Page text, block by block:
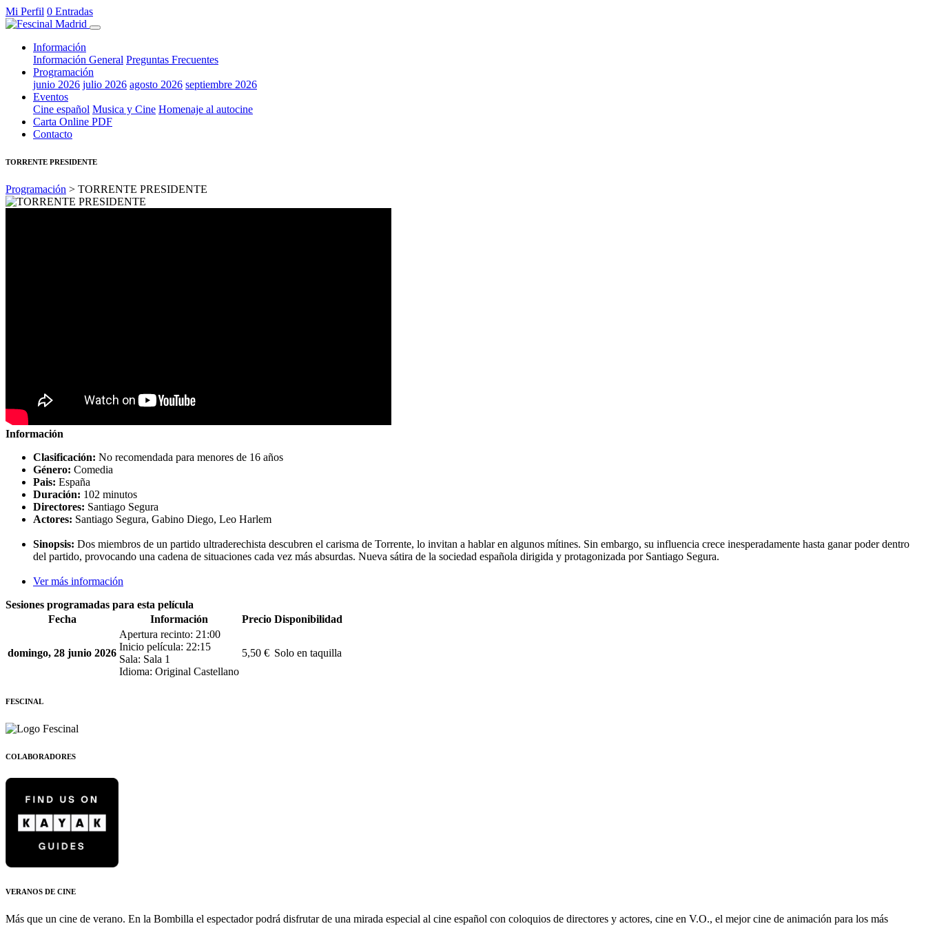
Mi Perfil 0 Entradas
Información
Información General Preguntas Frecuentes
Programación
junio 2026 julio 2026 agosto 2026 septiembre 2026
Eventos
Cine español Musica y Cine Homenaje al autocine
Carta Online PDF
Contacto
TORRENTE PRESIDENTE
Programación > TORRENTE PRESIDENTE
Información
Clasificación: No recomendada para menores de 16 años
Género: Comedia
Pais: España
Duración: 102 minutos
Directores: Santiago Segura
Actores: Santiago Segura, Gabino Diego, Leo Harlem
Sinopsis: Dos miembros de un partido ultraderechista descubren el carisma de Torrente, lo invitan a hablar en algunos mítines. Sin embargo, su influencia crece inesperadamente hasta ganar poder dentro
del partido, provocando una cadena de situaciones cada vez más absurdas. Nueva sátira de la sociedad española dirigida y protagonizada por Santiago Segura.
Ver más información
Sesiones programadas para esta película
Fecha
Información Precio Disponibilidad
domingo, 28 junio 2026
Apertura recinto: 21:00
Inicio película: 22:15
Sala: Sala 1
Idioma: Original Castellano
5,50 € Solo en taquilla
FESCINAL
COLABORADORES
VERANOS DE CINE
Más que un cine de verano. En la Bombilla el espectador podrá disfrutar de una mirada especial al cine español con coloquios de directores y actores, cine en V.O., el mejor cine de animación para los más